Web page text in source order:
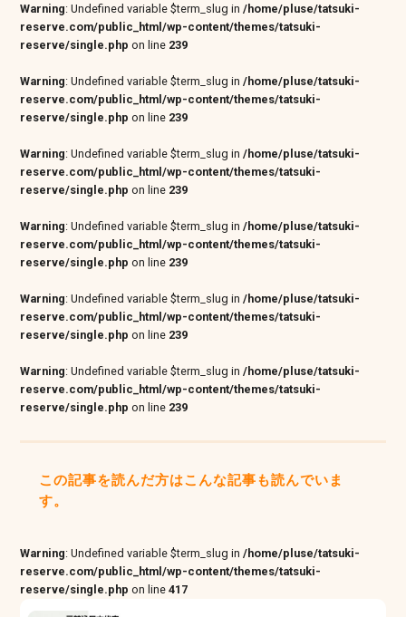
Warning: Undefined variable $term_slug in/home/pluse/tatsuki-
reserve.com/public_html/wp-content/themes/tatsuki-
reserve/single.php on line 239
Warning: Undefined variable $term_slug in/home/pluse/tatsuki-
reserve.com/public_html/wp-content/themes/tatsuki-
reserve/single.php on line 239
Warning: Undefined variable $term_slug in/home/pluse/tatsuki-
reserve.com/public_html/wp-content/themes/tatsuki-
reserve/single.php on line 239
Warning: Undefined variable $term_slug in/home/pluse/tatsuki-
reserve.com/public_html/wp-content/themes/tatsuki-
reserve/single.php on line 239
Warning: Undefined variable $term_slug in/home/pluse/tatsuki-
reserve.com/public_html/wp-content/themes/tatsuki-
reserve/single.php on line 239
Warning: Undefined variable $term_slug in/home/pluse/tatsuki-
reserve.com/public_html/wp-content/themes/tatsuki-
reserve/single.php on line 239
この記事を読んだ方はこんな記事も読んでいま
す。
Warning: Undefined variable $term_slug in/home/pluse/tatsuki-
reserve.com/public_html/wp-content/themes/tatsuki-
reserve/single.php on line417